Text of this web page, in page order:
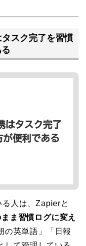
スク完了を習慣
人は、Zapierと
ま習慣ログに変え
の英単語」「日報